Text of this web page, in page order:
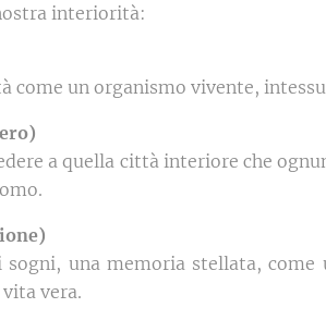
interiorità:
come un organismo vivente,
a quella città interiore che
sogni, una memoria stellata,
vera.